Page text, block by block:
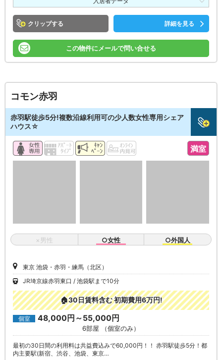
クリップ 詳細を見る
この物件にメールで問い合せる
コモン赤羽
赤羽駅徒歩5分!複数沿線利用可の少人数女性専用シェア
ハウス☆
満室
×男性 ○女性 ○外国人
東京 池袋・赤羽・練馬（北区）
JR埼京線赤羽東口
池袋駅まで10分
🏠30日賃料含む 初期費用6万円!
個室 48,000円～55,000円
6部屋 （個室のみ）
最初の30日間の利用料は共益費込みで60,000円！！ 赤羽駅徒歩5分！都
内主要駅(新宿、渋谷、池袋、東京…